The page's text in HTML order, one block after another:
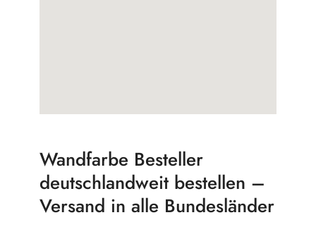
Wandfarbe Besteller
deutschlandweit bestellen –
Versand in alle Bundesländer